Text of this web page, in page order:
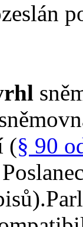
(§ 90